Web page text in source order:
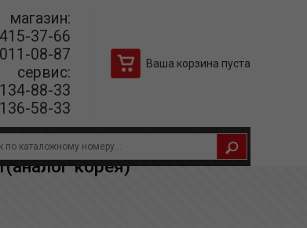
магазин:
37-66
08-87
сервис:
88-33
58-33
Ваша корзина пуста
корея)